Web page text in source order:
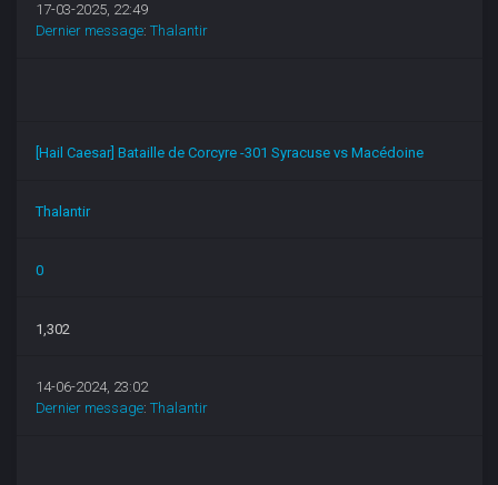
17-03-2025, 22:49
Dernier message:Thalantir
[Hail Caesar] Bataille de Corcyre -301 Syracuse vs Macédoine
Thalantir
0
1,302
14-06-2024, 23:02
Dernier message:Thalantir